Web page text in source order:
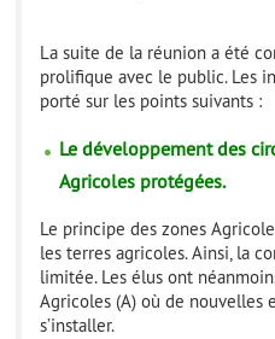
La suite de la réunion a été
prolifique avec le public. Les
porté sur les points suivants :
Le développement des
Agricoles protégées.
Le principe des zones
les terres agricoles. Ainsi, la
limitée. Les élus ont
Agricoles (A) où de nouvelles
s’installer.